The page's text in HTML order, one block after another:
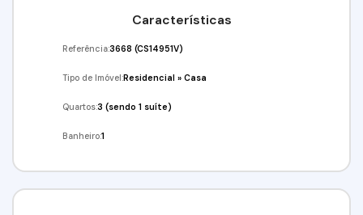
pode ser o seu novo lar.Valor: R$ 619.000,00 Aceita
financiamento, utilize seu FGTS!Venha conferir!!!Agende
Negócios.
Características
Referência:3668 (CS14951V)
Tipo de Imóvel:Residencial »Casa
Quartos:3 (sendo 1 suíte)
Banheiro:1